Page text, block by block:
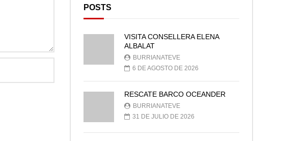
POSTS
VISITA CONSELLERA ELENA
ALBALAT
BURRIANATEVE
6 DE AGOSTO DE 2026
RESCATE BARCO OCEANDER
BURRIANATEVE
31 DE JULIO DE 2026